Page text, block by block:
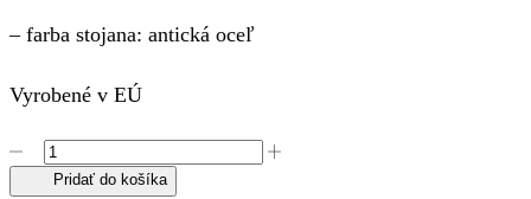
– farba stojana: antická oceľ
Vyrobené v EÚ
množstvo
Professional
Tattoo
Pridať do košíka